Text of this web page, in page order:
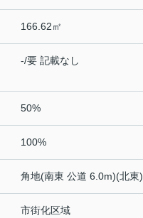
166.62㎡
-/要 記載なし
50%
100%
角地(南東 公道 6.0m)(北東)
市街化区域